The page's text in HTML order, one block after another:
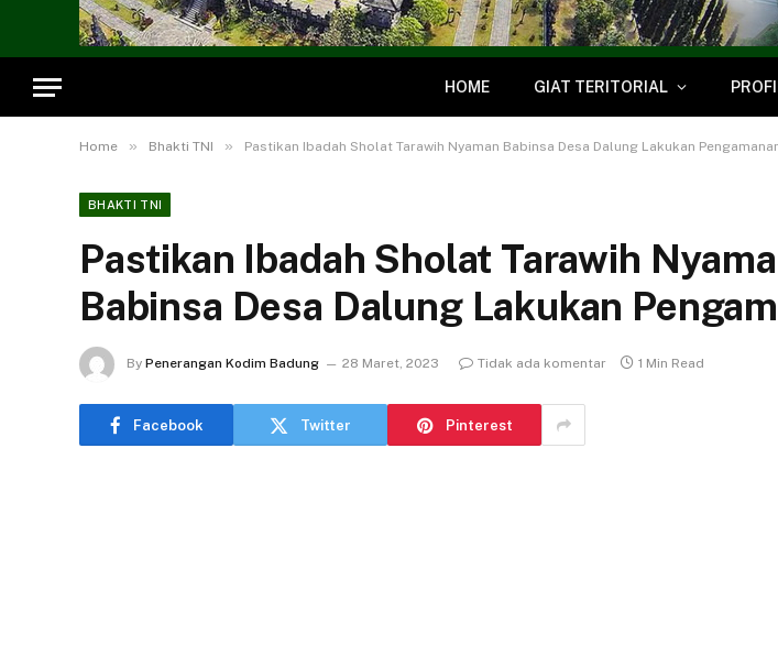
HOME GIAT TERITORIAL
Home » Bhakti TNI » Pastikan Ibadah Sholat Tarawih Nyaman Babinsa Desa Dalung Lakukan
BHAKTI TNI
Pastikan Ibadah Sholat Tarawih
Babinsa Desa Dalung Lakukan
By Penerangan Kodim Badung 28 Maret, 2023 Tidak ada komentar 1 Min Read
Facebook Twitter Pinterest